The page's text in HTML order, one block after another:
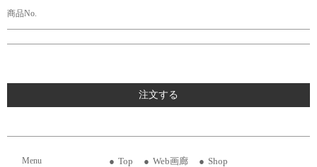
商品No.
注文する
Menu Top Web画廊
Shop